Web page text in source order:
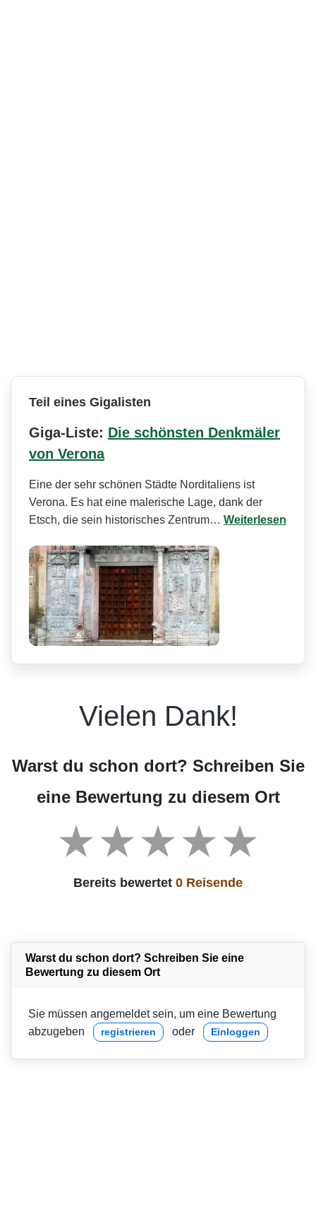
Teil eines Gigalisten
Giga-Liste: Die schönsten Denkmäler
von Verona
Eine der sehr schönen Städte Norditaliens ist
Verona. Es hat eine malerische Lage, dank der
Etsch, die sein historisches Zentrum… Weiterlesen
Vielen Dank!
Warst du schon dort? Schreiben Sie
eine Bewertung zu diesem Ort
Bereits bewertet 0 Reisende
Warst du schon dort? Schreiben Sie eine
Bewertung zu diesem Ort
Sie müssen angemeldet sein, um eine Bewertung
abzugeben
registrieren oder Einloggen